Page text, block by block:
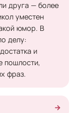
друга — более
уместен
юмор. В
делу:
и
пошлости,
фраз.
→